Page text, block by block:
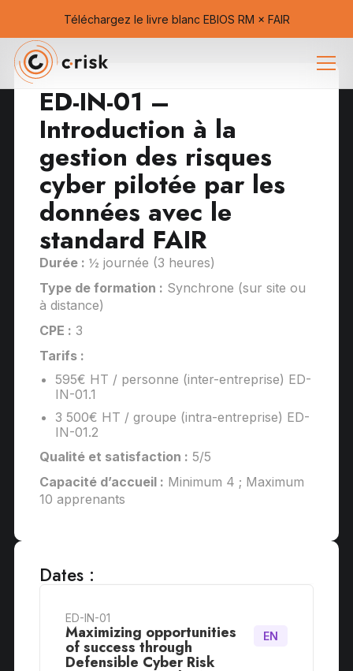
Téléchargez le livre blanc EBIOS RM × FAIR
ED-IN-01 –
Introduction à la
gestion des risques
cyber pilotée par les
données avec le
standard FAIR
Durée : ½ journée (3 heures)
Type de formation : Synchrone (sur site ou
à distance)
CPE : 3
Tarifs :
595€ HT / personne (inter-entreprise) ED-
IN-01.1
3 500€ HT / groupe (intra-entreprise) ED-
IN-01.2
Qualité et satisfaction : 5/5
Capacité d’accueil : Minimum 4 ; Maximum
10 apprenants
Dates :
ED-IN-01
Maximizing opportunities
of success through
Defensible Cyber Risk
EN